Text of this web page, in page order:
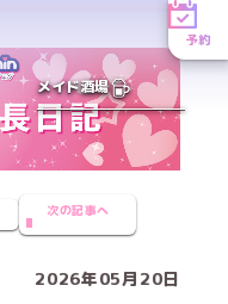
予約
メイド酒場
次の記事へ
2026年05月20日